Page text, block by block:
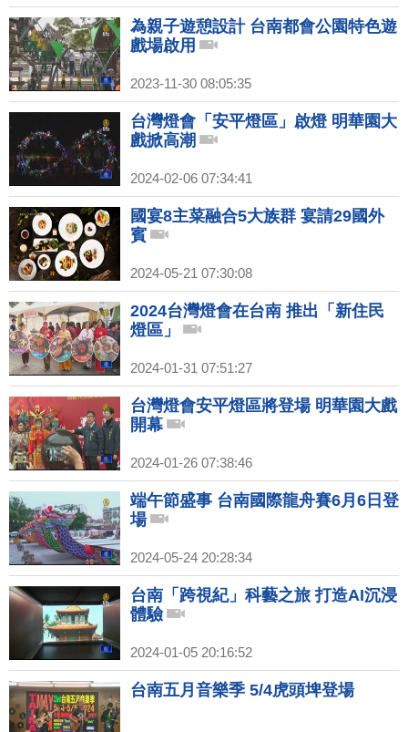
為親子遊憩設計 台南都會公園特色遊
戲場啟用
2023-11-30 08:05:35
台灣燈會「安平燈區」啟燈 明華園大
戲掀高潮
2024-02-06 07:34:41
國宴8主菜融合5大族群 宴請29國外
賓
2024-05-21 07:30:08
2024台灣燈會在台南 推出「新住民
燈區」
2024-01-31 07:51:27
台灣燈會安平燈區將登場 明華園大戲
開幕
2024-01-26 07:38:46
端午節盛事 台南國際龍舟賽6月6日登
場
2024-05-24 20:28:34
台南「跨視紀」科藝之旅 打造AI沉浸
體驗
2024-01-05 20:16:52
台南五月音樂季 5/4虎頭埤登場